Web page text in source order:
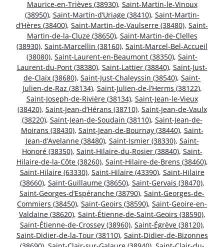
Maurice-en-Trièves (38930), Saint-Martin-le-Vinoux
(38950), Saint-Martin-d’Uriage (38410), Saint-Martin-
d’Hères (38400), Saint-Martin-de-Vaulserre (38480), Saint-
Martin-de-la-Cluze (38650), Saint-Martin-de-Clelles
(38930), Saint-Marcellin (38160), Saint-Marcel-Bel-Accueil
(38080), Saint-Laurent-en-Beaumont (38350), Saint-
Laurent-du-Pont (38380), Saint-Lattier (38840), Saint-Just-
de-Claix (38680), Saint-Just-Chaleyssin (38540), Saint-
Julien-de-Raz (38134), Saint-Julien-de-l’Herms (38122),
Saint-Joseph-de-Rivière (38134), Saint-Jean-le-Vieux
(38420), Saint-Jean-d’Hérans (38710), Saint-Jean-de-Vaulx
(38220), Saint-Jean-de-Soudain (38110), Saint-Jean-de-
Moirans (38430), Saint-Jean-de-Bournay (38440), Saint-
Jean-d’Avelanne (38480), Saint-Ismier (38330), Saint-
Honoré (38350), Saint-Hilaire-du-Rosier (38840), Saint-
Hilaire-de-la-Côte (38260), Saint-Hilaire-de-Brens (38460),
Saint-Hilaire (63330), Saint-Hilaire (43390), Saint-Hilaire
(38660), Saint-Guillaume (38650), Saint-Gervais (38470),
Saint-Georges-d’Espéranche (38790), Saint-Georges-de-
Commiers (38450), Saint-Geoirs (38590), Saint-Geoire-en-
Valdaine (38620), Saint-Étienne-de-Saint-Geoirs (38590),
Saint-Étienne-de-Crossey (38960), Saint-Égrève (38120),
Saint-Didier-de-la-Tour (38110), Saint-Didier-de-Bizonnes